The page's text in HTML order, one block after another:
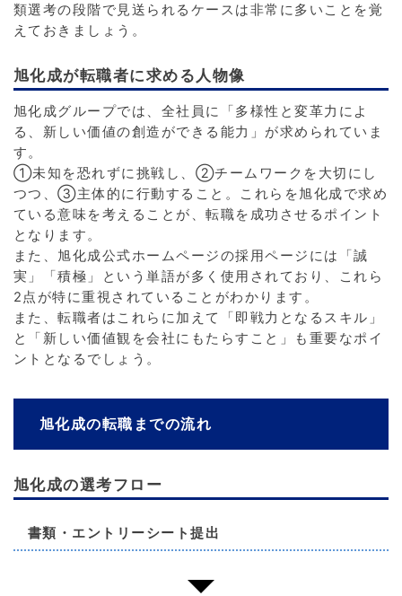
類選考の段階で見送られるケースは非常に多いことを覚
えておきましょう。
旭化成が転職者に求める人物像
旭化成グループでは、全社員に「多様性と変革力によ
る、新しい価値の創造ができる能力」が求められていま
す。
①未知を恐れずに挑戦し、②チームワークを大切にし
つつ、③主体的に行動すること。これらを旭化成で求め
ている意味を考えることが、転職を成功させるポイント
となります。
また、旭化成公式ホームページの採用ページには「誠
実」「積極」という単語が多く使用されており、これら
2点が特に重視されていることがわかります。
また、転職者はこれらに加えて「即戦力となるスキル」
と「新しい価値観を会社にもたらすこと」も重要なポイ
ントとなるでしょう。
旭化成の転職までの流れ
旭化成の選考フロー
書類・エントリーシート提出